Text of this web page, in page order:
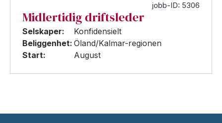
jobb-ID: 5306
Midlertidig driftsleder
Selskaper:
Konfidensielt
Beliggenhet: Öland/Kalmar-regionen
Start:
August